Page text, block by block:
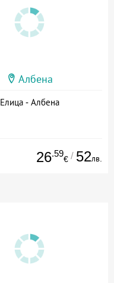
Албена
Елица - Албена
26.59
€ / 52лв.